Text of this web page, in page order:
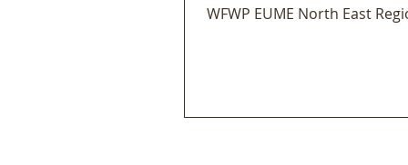
WFWP EUME North East